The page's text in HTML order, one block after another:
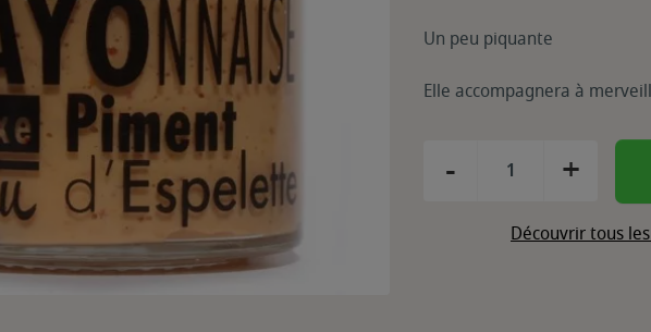
Un peu piquante
Elle accompagnera à
- +
Découvrir tous